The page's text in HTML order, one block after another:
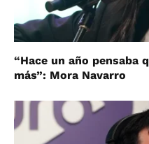
“Hace un año pensaba
más”: Mora Navarro